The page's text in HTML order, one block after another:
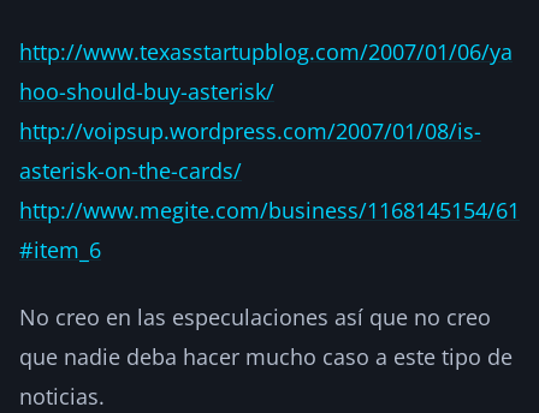
http://www.texasstartupblog.com/2007/01/06/ya
hoo-should-buy-asterisk/
http://voipsup.wordpress.com/2007/01/08/is-
asterisk-on-the-cards/
http://www.megite.com/business/1168145154/61
#item_6
No creo en las especulaciones así que no creo
que nadie deba hacer mucho caso a este tipo de
noticias.